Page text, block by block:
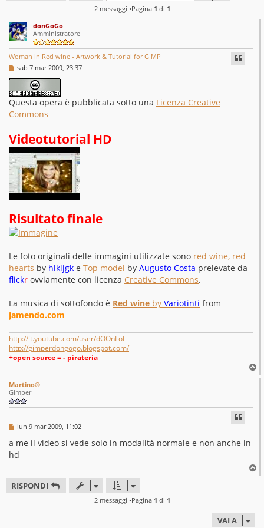
2 messaggi •Pagina 1 di 1
donGoGo
Amministratore
Woman in Red wine - Artwork & Tutorial for GIMP
M
s
a
g
g
i
sab 7 mar 2009, 23:37
Questa opera è pubblicata sotto una Licenza Creative
Commons
Videotutorial HD
Risultato finale
Le foto originali delle immagini utilizzate sono red wine, red
hearts by hlkljgk e Top model by Augusto Costa prelevate da
flickr ovviamente con licenza Creative Commons.
La musica di sottofondo è Red wine by Variotinti from
jamendo.com
http://it.youtube.com/user/dOOnLoL
http://gimperdongogo.blogspot.com/
+open source = - pirateria
o
Martino®
Gimper
M
s
s
a
i
o
lun 9 mar 2009, 11:02
a me il video si vede solo in modalità normale e non anche in
hd
o
RISPONDI
2 messaggi •Pagina 1 di 1
VAI A